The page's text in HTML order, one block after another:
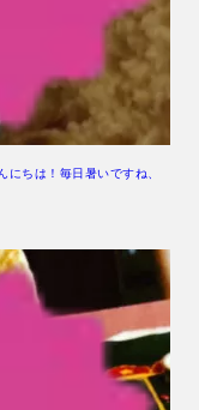
にちは！毎日暑いですね、